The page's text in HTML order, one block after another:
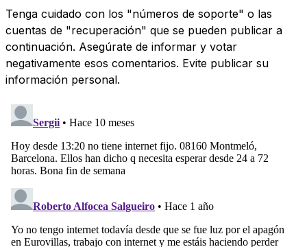
Tenga cuidado con los "números de soporte" o las
cuentas de "recuperación" que se pueden publicar a
continuación. Asegúrate de informar y votar
negativamente esos comentarios. Evite publicar su
información personal.